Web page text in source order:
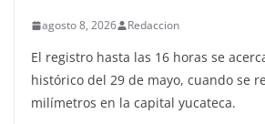
agosto 8, 2026 Redaccion
El registro hasta las 16 horas se
histórico del 29 de mayo, cuando se
milímetros en la capital yucateca.